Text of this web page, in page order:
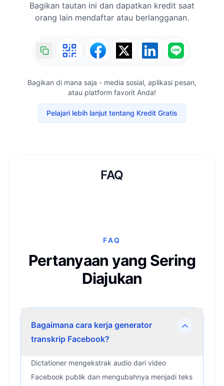
Bagikan tautan ini dan dapatkan kredit saat
orang lain mendaftar atau berlangganan.
Bagikan di mana saja - media sosial, aplikasi pesan,
atau platform favorit Anda!
Pelajari lebih lanjut tentang Kredit Gratis
FAQ
FAQ
Pertanyaan yang Sering
Diajukan
Bagaimana cara kerja generator
transkrip Facebook?
Dictationer mengekstrak audio dari video
Facebook publik dan mengubahnya menjadi teks